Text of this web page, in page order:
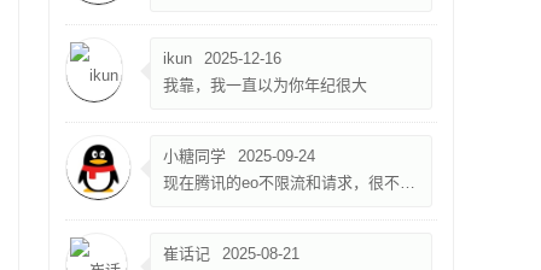
ikun
2025-12-16
我靠，我一直以为你年纪很大
小糖同学
2025-09-24
现在腾讯的eo不限流和请求，很不错，就是限速500k
崔话记
2025-08-21